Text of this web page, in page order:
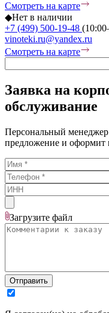
Смотреть на карте
◆Нет в наличии
+7 (499) 500-19-48
vinoteki.ru@yandex.ru
Смотреть на карте
Заявка на
обслуживание
Персональный менеджер
предложение и
Загрузите файл
Отправить